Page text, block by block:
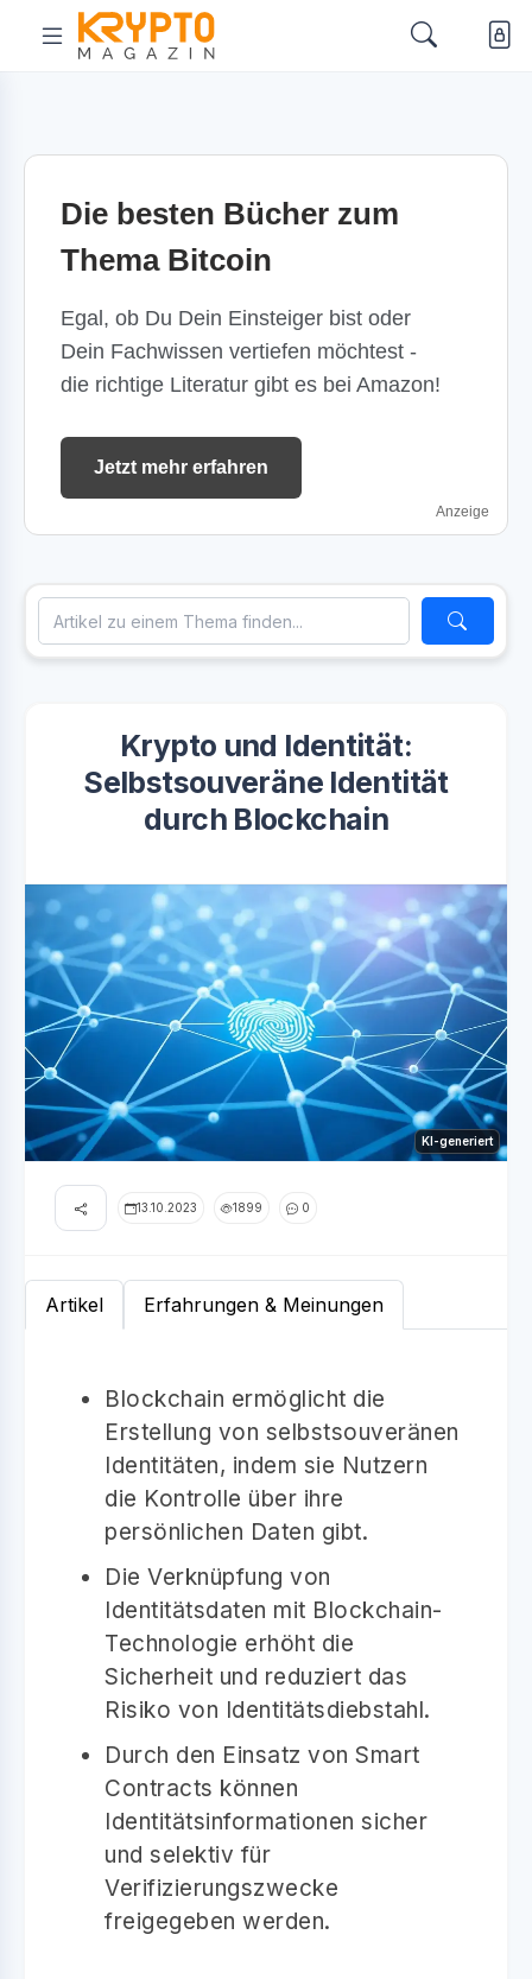
Die besten Bücher zum
Thema Bitcoin
Egal, ob Du Dein Einsteiger bist oder
Dein Fachwissen vertiefen möchtest -
die richtige Literatur gibt es bei Amazon!
Jetzt mehr erfahren
Anzeige
Krypto und Identität:
Selbstsouveräne Identität
durch Blockchain
KI-generiert
13.10.2023 1899 0
Artikel Erfahrungen & Meinungen
Blockchain ermöglicht die
Erstellung von selbstsouveränen
Identitäten, indem sie Nutzern
die Kontrolle über ihre
persönlichen Daten gibt.
Die Verknüpfung von
Identitätsdaten mit Blockchain-
Technologie erhöht die
Sicherheit und reduziert das
Risiko von Identitätsdiebstahl.
Durch den Einsatz von Smart
Contracts können
Identitätsinformationen sicher
und selektiv für
Verifizierungszwecke
freigegeben werden.